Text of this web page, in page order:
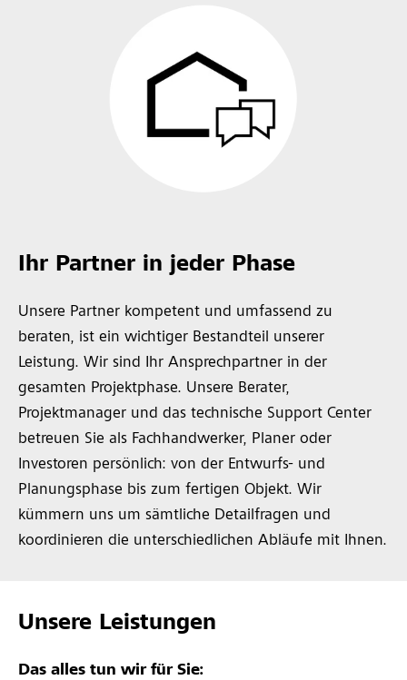
Ihr Partner in jeder Phase
Unsere Partner kompetent und umfassend zu
beraten, ist ein wichtiger Bestandteil unserer
Leistung. Wir sind Ihr Ansprechpartner in der
gesamten Projektphase. Unsere Berater,
Projektmanager und das technische Support Center
betreuen Sie als Fachhandwerker, Planer oder
Investoren persönlich: von der Entwurfs- und
Planungsphase bis zum fertigen Objekt. Wir
kümmern uns um sämtliche Detailfragen und
koordinieren die unterschiedlichen Abläufe mit Ihnen.
Unsere Leistungen
Das alles tun wir für Sie: